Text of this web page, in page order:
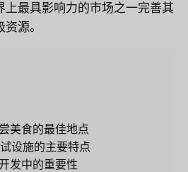
上最具影响力的市场之一完善其
源。
美食的最佳地点
设施的主要特点
发中的重要性